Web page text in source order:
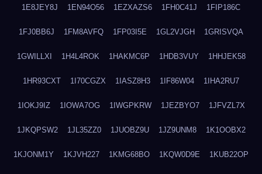
1E8JEY8J 1EN94O56 1EZXAZS6 1FH0C41J 1FIP186C
1FJ0BB6J 1FM8AVFQ 1FP03I5E 1GL2VJGH 1GRISVQA
1GWILLXI 1H4L4ROK 1HAKMC6P 1HDB3VUY 1HHJEK58
1HR93CXT 1I70CGZX 1IASZ8H3 1IF86W04 1IHA2RU7
1IOKJ9IZ 1IOWA7OG 1IWGPKRW 1JEZBYO7 1JFVZL7X
1JKQPSW2 1JL35ZZ0 1JUOBZ9U 1JZ9UNM8 1K1OOBX2
1KJONM1Y 1KJVH227 1KMG68BO 1KQW0D9E 1KUB22OP